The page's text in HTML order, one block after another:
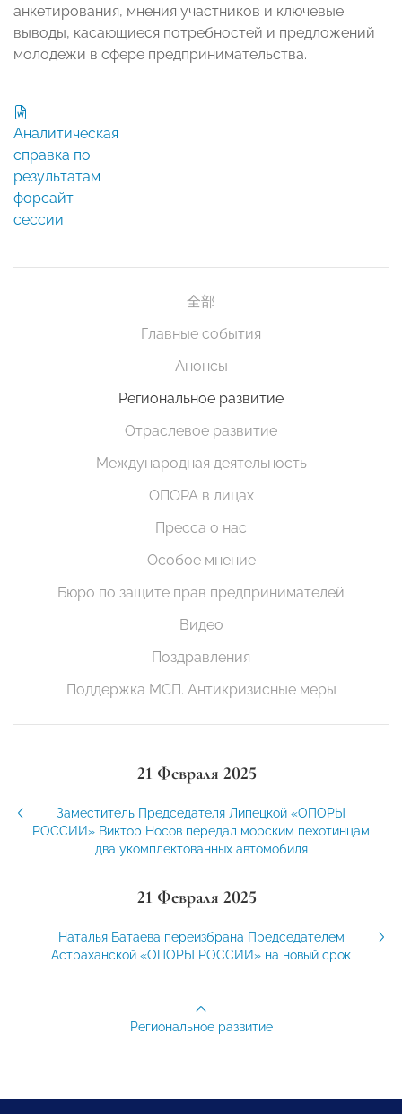
анкетирования, мнения участников и ключевые
выводы, касающиеся потребностей и предложений
молодежи в сфере предпринимательства.
Аналитическая
справка по
результатам
форсайт-
сессии
全部
Главные события
Анонсы
Региональное развитие
Отраслевое развитие
Международная деятельность
ОПОРА в лицах
Пресса о нас
Особое мнение
Бюро по защите прав предпринимателей
Видео
Поздравления
Поддержка МСП. Антикризисные меры
21 Февраля 2025
Заместитель Председателя Липецкой «ОПОРЫ
РОССИИ» Виктор Носов передал морским пехотинцам
два укомплектованных автомобиля
21 Февраля 2025
Наталья Батаева переизбрана Председателем
Астраханской «ОПОРЫ РОССИИ» на новый срок
Региональное развитие